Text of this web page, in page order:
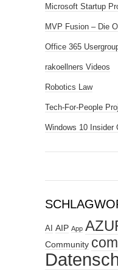
Microsoft Startup
MVP Fusion – Die
Office 365
rakoellners Videos
Robotics Law
Tech-For-People
Windows 10 Insider
AI AIP App
Community